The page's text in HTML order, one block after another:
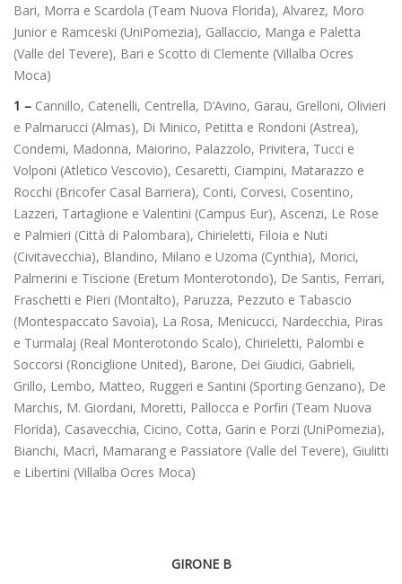
Bari, Morra e Scardola (Team Nuova Florida), Alvarez, Moro
Junior e Ramceski (UniPomezia), Gallaccio, Manga e Paletta
(Valle del Tevere), Bari e Scotto di Clemente (Villalba Ocres
Moca)
1 – Cannillo, Catenelli, Centrella, D’Avino, Garau, Grelloni, Olivieri
e Palmarucci (Almas), Di Minico, Petitta e Rondoni (Astrea),
Condemi, Madonna, Maiorino, Palazzolo, Privitera, Tucci e
Volponi (Atletico Vescovio), Cesaretti, Ciampini, Matarazzo e
Rocchi (Bricofer Casal Barriera), Conti, Corvesi, Cosentino,
Lazzeri, Tartaglione e Valentini (Campus Eur), Ascenzi, Le Rose
e Palmieri (Città di Palombara), Chirieletti, Filoia e Nuti
(Civitavecchia), Blandino, Milano e Uzoma (Cynthia), Morici,
Palmerini e Tiscione (Eretum Monterotondo), De Santis, Ferrari,
Fraschetti e Pieri (Montalto), Paruzza, Pezzuto e Tabascio
(Montespaccato Savoia), La Rosa, Menicucci, Nardecchia, Piras
e Turmalaj (Real Monterotondo Scalo), Chirieletti, Palombi e
Soccorsi (Ronciglione United), Barone, Dei Giudici, Gabrieli,
Grillo, Lembo, Matteo, Ruggeri e Santini (Sporting Genzano), De
Marchis, M. Giordani, Moretti, Pallocca e Porfiri (Team Nuova
Florida), Casavecchia, Cicino, Cotta, Garin e Porzi (UniPomezia),
Bianchi, Macrì, Mamarang e Passiatore (Valle del Tevere), Giulitti
e Libertini (Villalba Ocres Moca)
GIRONE B